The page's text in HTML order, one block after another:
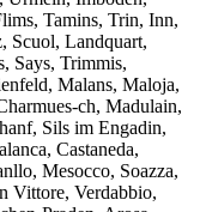
Tamins, Trin, Inn,
Scuol, Landquart,
Says, Trimmis,
Malans, Maloja,
ch, Madulain,
Sils im Engadin,
Castaneda,
Mesocco, Soazza,
Vittore, Verdabbio,